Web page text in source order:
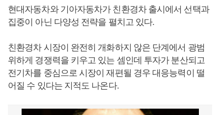
현대자동차와 기아자동차가 친환경차 출시에서 선택과
집중이 아닌 다양성 전략을 펼치고 있다.
친환경차 시장이 완전히 개화하지 않은 단계에서 광범
위하게 경쟁력을 키우고 있는 셈인데 투자가 분산되고
전기차를 중심으로 시장이 재편될 경우 대응능력이 떨
어질 수 있다는 지적도 나온다.